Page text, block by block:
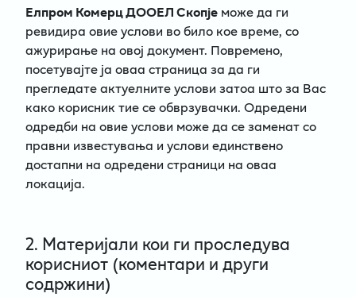
Елпром Комерц ДООЕЛ Скопјеможе да ги
ревидира овие услови во било кое време, со
ажурирање на овој документ. Повремено,
посетувајте ја оваа страница за да ги
прегледате актуелните услови затоа што за Вас
како корисник тие се обврзувачки. Одредени
одредби на овие услови може да се заменат со
правни известувања и услови единствено
достапни на одредени страници на оваа
локација.
2. Материјали кои ги проследува
корисниот (коментари и други
содржини)